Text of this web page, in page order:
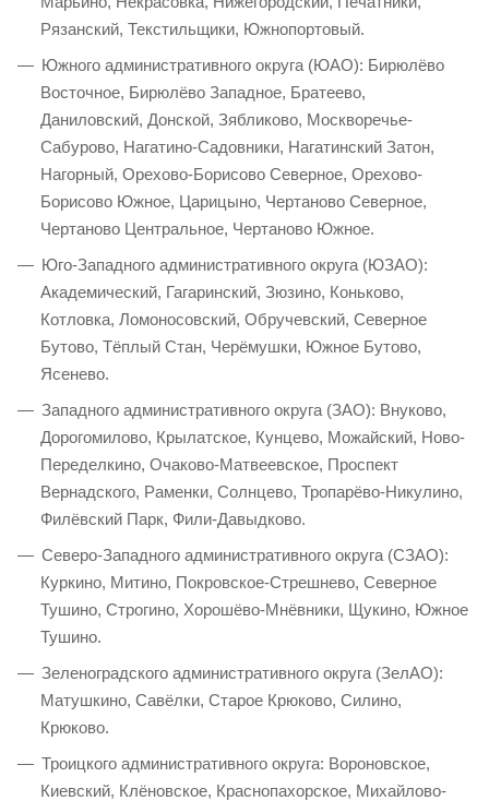
Рязанский, Текстильщики, Южнопортовый.
Южного административного округа (ЮАО): Бирюлёво
Восточное, Бирюлёво Западное, Братеево,
Даниловский, Донской, Зябликово, Москворечье-
Сабурово, Нагатино-Садовники, Нагатинский Затон,
Нагорный, Орехово-Борисово Северное, Орехово-
Борисово Южное, Царицыно, Чертаново Северное,
Чертаново Центральное, Чертаново Южное.
Юго-Западного административного округа (ЮЗАО):
Академический, Гагаринский, Зюзино, Коньково,
Котловка, Ломоносовский, Обручевский, Северное
Бутово, Тёплый Стан, Черёмушки, Южное Бутово,
Ясенево.
Западного административного округа (ЗАО): Внуково,
Дорогомилово, Крылатское, Кунцево, Можайский, Ново-
Переделкино, Очаково-Матвеевское, Проспект
Вернадского, Раменки, Солнцево, Тропарёво-Никулино,
Филёвский Парк, Фили-Давыдково.
Северо-Западного административного округа (СЗАО):
Куркино, Митино, Покровское-Стрешнево, Северное
Тушино, Строгино, Хорошёво-Мнёвники, Щукино, Южное
Тушино.
Зеленоградского административного округа (ЗелАО):
Матушкино, Савёлки, Старое Крюково, Силино,
Крюково.
Троицкого административного округа: Вороновское,
Киевский, Клёновское, Краснопахорское, Михайлово-